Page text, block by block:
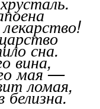
сна.
вина,
мая —
ломая,
белизна.